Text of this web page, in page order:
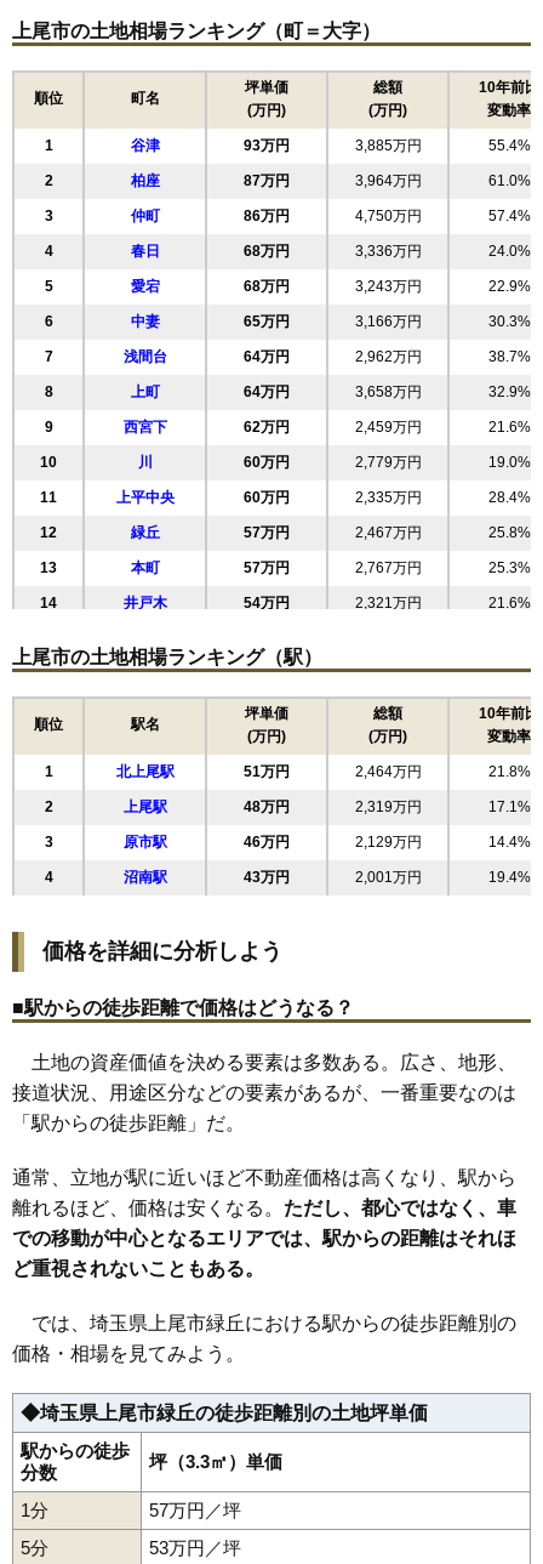
上尾市の土地相場ランキング（町＝大字）
順位 町名
坪単価
(万円)
総額
(万円)
10年前比
変動率
1 谷津 93万円 3,885万円 55.4%
2 柏座 87万円 3,964万円 61.0%
3 仲町 86万円 4,750万円 57.4%
4 春日 68万円 3,336万円 24.0%
5 愛宕 68万円 3,243万円 22.9%
6 中妻 65万円 3,166万円 30.3%
7 浅間台 64万円 2,962万円 38.7%
8 上町 64万円 3,658万円 32.9%
9 西宮下 62万円 2,459万円 21.6%
10 川 60万円 2,779万円 19.0%
11 上平中央 60万円 2,335万円 28.4%
12 緑丘 57万円 2,467万円 25.8%
13 本町 57万円 2,767万円 25.3%
14 井戸木 54万円 2,321万円 21.6%
16 錦町 53万円 2,267万円 20.2%
51万円 2,280万円 21.8%
50万円 2,120万円 26.0%
19 五番町 49万円 1,970万円 17.1%
20 今泉 49万円 2,302万円 21.5%
21 向山 48万円 2,451万円 22.6%
22 瓦葺 47万円 2,130万円 17.1%
24 壱丁目南 46万円
26 東町 44万円 1,772万円 14.2%
27 二ツ宮 44万円 1,904万円 18.7%
28 上 44万円 1,849万円 20.3%
29 壱丁目西
30 久保 44万円 1,881万円 24.8%
31 栄町 44万円 2,143万円 17.7%
32 壱丁目 43万円 2,119万円 20.9%
33 小敷谷 43万円
35 西門前
37 原市 40万円 1,848万円
38 壱丁目東
39
40 中新井
41 平塚
上尾市の土地相場ランキング（駅）
順位 駅名
坪単価
(万円)
総額
(万円)
10年前比
変動率
1 北上尾駅 51万円 2,464万円 21.8%
2 上尾駅 48万円 2,319万円 17.1%
3 原市駅 46万円 2,129万円 14.4%
4 沼南駅 43万円 2,001万円 19.4%
価格を詳細に分析しよう
■駅からの徒歩距離で価格はどうなる？
土地の資産価値を決める要素は多数ある。広さ、地形、
接道状況、用途区分などの要素があるが、一番重要なのは
「駅からの徒歩距離」だ。
通常、立地が駅に近いほど不動産価格は高くなり、駅から
離れるほど、価格は安くなる。 ただし、都心ではなく、車
での移動が中心となるエリアでは、駅からの距離はそれほ
ど重視されないこともある。
では、埼玉県上尾市緑丘における駅からの徒歩距離別の
価格・相場を見てみよう。
◆埼玉県上尾市緑丘の徒歩距離別の土地坪単価
駅からの徒歩
分数
坪（3.3㎡）単価
1分
57万円／坪
5分
53万円／坪